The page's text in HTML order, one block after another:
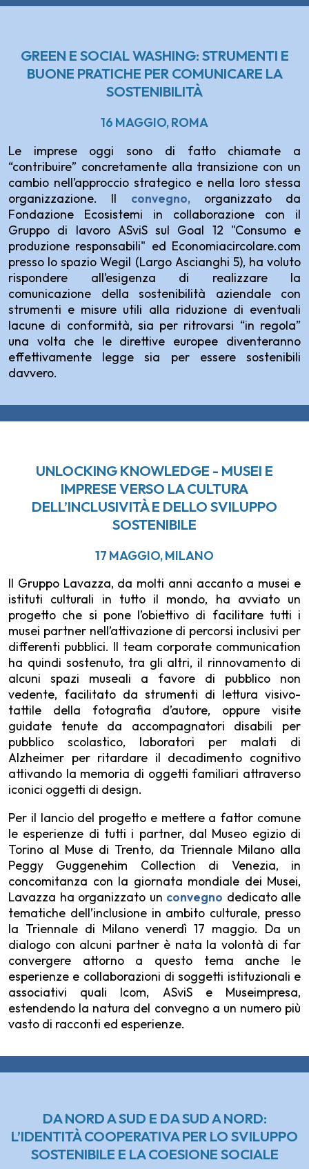
GREEN E SOCIAL WASHING: STRUMENTI E
BUONE PRATICHE PER COMUNICARE LA
SOSTENIBILITÀ
16 MAGGIO, ROMA
Le imprese oggi sono di fatto chiamate a
“contribuire” concretamente alla transizione con un
cambio nell’approccio strategico e nella loro stessa
organizzazione. Il convegno,organizzato da
Fondazione Ecosistemi in collaborazione con il
Gruppo di lavoro ASviS sul Goal 12 "Consumo e
produzione responsabili" ed Economiacircolare.com
presso lo spazio Wegil (Largo Ascianghi 5), ha voluto
rispondere all’esigenza di realizzare la
comunicazione della sostenibilità aziendale con
strumenti e misure utili alla riduzione di eventuali
lacune di conformità, sia per ritrovarsi “in regola”
una volta che le direttive europee diventeranno
effettivamente legge sia per essere sostenibili
davvero.
UNLOCKING KNOWLEDGE - MUSEI E
IMPRESE VERSO LA CULTURA
DELL’INCLUSIVITÀ E DELLO SVILUPPO
SOSTENIBILE
17 MAGGIO, MILANO
Il Gruppo Lavazza, da molti anni accanto a musei e
istituti culturali in tutto il mondo, ha avviato un
progetto che si pone l’obiettivo di facilitare tutti i
musei partner nell’attivazione di percorsi inclusivi per
differenti pubblici. Il team corporate communication
ha quindi sostenuto, tra gli altri, il rinnovamento di
alcuni spazi museali a favore di pubblico non
vedente, facilitato da strumenti di lettura visivo-
tattile della fotografia d’autore, oppure visite
guidate tenute da accompagnatori disabili per
pubblico scolastico, laboratori per malati di
Alzheimer per ritardare il decadimento cognitivo
attivando la memoria di oggetti familiari attraverso
iconici oggetti di design.
Per il lancio del progetto e mettere a fattor comune
le esperienze di tutti i partner, dal Museo egizio di
Torino al Muse di Trento, da Triennale Milano alla
Peggy Guggenehim Collection di Venezia, in
concomitanza con la giornata mondiale dei Musei,
Lavazza ha organizzato un convegno dedicato alle
tematiche dell’inclusione in ambito culturale, presso
la Triennale di Milano venerdì 17 maggio. Da un
dialogo con alcuni partner è nata la volontà di far
convergere attorno a questo tema anche le
esperienze e collaborazioni di soggetti istituzionali e
associativi quali Icom, ASviS e Museimpresa,
estendendo la natura del convegno a un numero più
vasto di racconti ed esperienze.
DA NORD A SUD E DA SUD A NORD:
L’IDENTITÀ COOPERATIVA PER LO SVILUPPO
SOSTENIBILE E LA COESIONE SOCIALE